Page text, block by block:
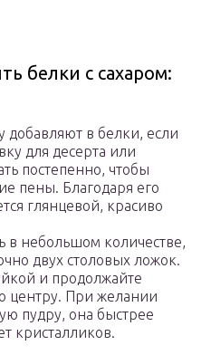
белки с сахаром:
добавляют в белки, если
для десерта или
постепенно, чтобы
пены. Благодаря его
глянцевой, красиво
в небольшом количестве,
двух столовых ложок.
и продолжайте
центру. При желании
пудру, она быстрее
кристалликов.